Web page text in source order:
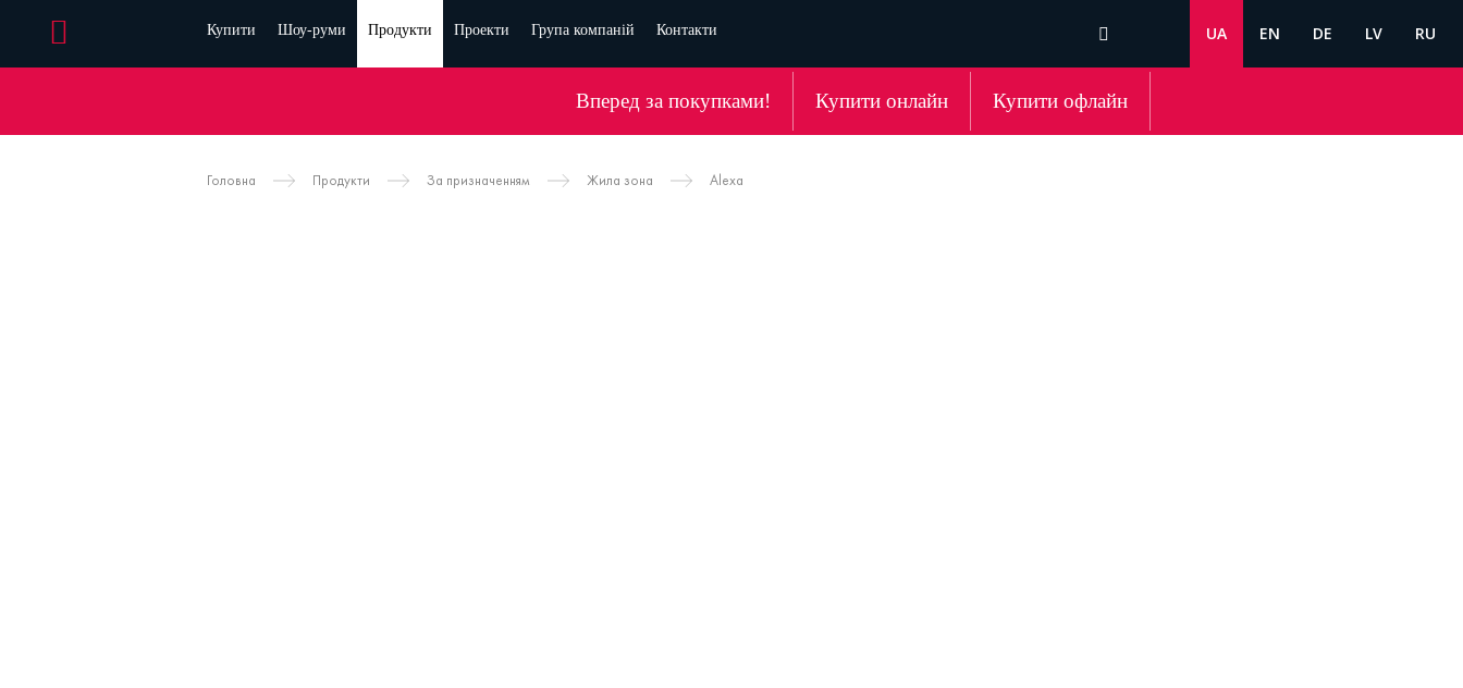
Купити Шоу-руми Продукти Проекти Група компаній Контакти UA EN DE LV RU
Вперед за покупками! Купити онлайн Купити офлайн
Головна Продукти За призначенням Жила зона Alexa